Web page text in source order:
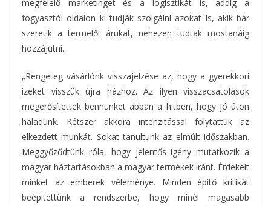
megfelelő marketinget és a logisztikát is, addig a
fogyasztói oldalon ki tudják szolgálni azokat is, akik bár
szeretik a termelői árukat, nehezen tudtak mostanáig
hozzájutni.
„Rengeteg vásárlónk visszajelzése az, hogy a gyerekkori
ízeket visszük újra házhoz. Az ilyen visszacsatolások
megerősítettek bennünket abban a hitben, hogy jó úton
haladunk. Kétszer akkora intenzitással folytattuk az
elkezdett munkát. Sokat tanultunk az elmúlt időszakban.
Meggyőződtünk róla, hogy jelentős igény mutatkozik a
magyar háztartásokban a magyar termékek iránt. Érdekelt
minket az emberek véleménye. Minden építő kritikát
beépítettünk a rendszerbe, hogy minél magasabb